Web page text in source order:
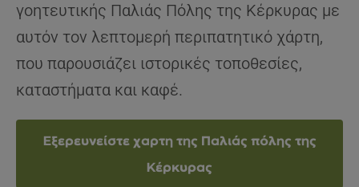
γοητευτικής Παλιάς Πόλης της Κέρκυρας με
αυτόν τον λεπτομερή περιπατητικό χάρτη,
που παρουσιάζει ιστορικές τοποθεσίες,
καταστήματα και καφέ.
Εξερευνείστε χαρτη της Παλιάς πόλης της
Κέρκυρας